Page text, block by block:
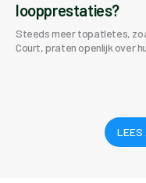
loopprestaties?
Steeds meer topatletes,
Court, praten openlijk over
LEES